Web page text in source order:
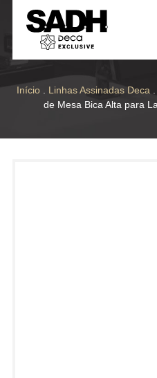
Início. Linhas Assinadas Deca
de Mesa Bica Alta para